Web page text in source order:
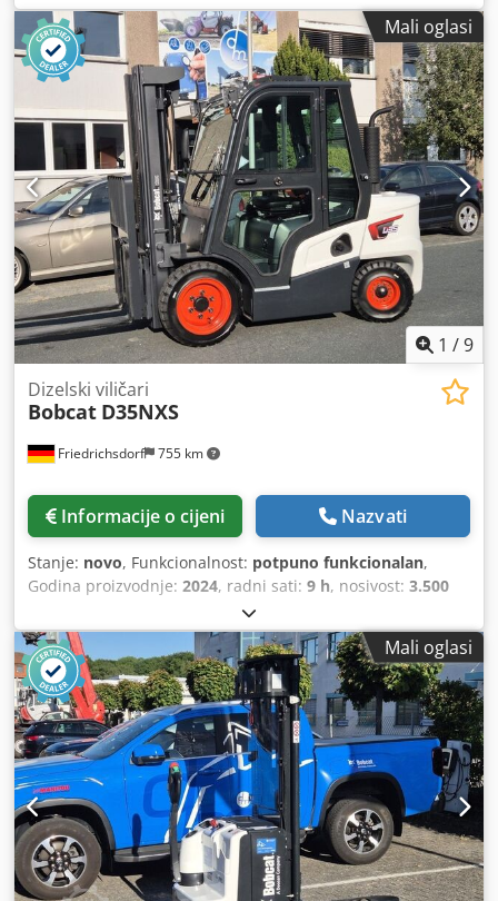
Godina proizvodnje:2008, radni sati:4.871 h, Oprema:
kabina, vilice za palete, Teleskopski utovarivač BOBCAT
T2250 Godina proizvodnje: 2008. Prema brojaču: 4.871
radni sat Nosivost: 2,2 tone Visina podizanja: 5 metara
Snaga: 56 kW 2 stupnja hidrostatike Visina: samo 198 cm
Širina: samo 190 cm - uključujući vilicu - mehanički brzi
sustav za izmjenu priključaka Crodpfxezr En Io Aqlof -
dodatni krug do nosača vilice - pogon na sva četiri kotača -
3 načina upravljanja - upravljanje pomoću džojstika -
kamera za vožnju unatrag - kabina s grijanjem - sustav
osvjetljenja sa žmigavcima - odmah spreman za upotrebu -
dobra guma - uključujući odobrenje za cestovnu upotrebu
(Nizozemska) Prodajna cijena: 21.900,00 € (neto) Moguća je
i povoljna dostava! Uz doplatu, moguće i s novom lopatom
ili novom radnom košarom!
Mali oglasi
1 /9
Friedrichsdorf 755 km
Dizelski viličari
Bobcat D35NXS
Informacije o cijeni Nazvati
Stanje: novo, Funkcionalnost: potpuno funkcionalan,
Godina proizvodnje: 2024, radni sati: 9 h, nosivost: 3.500
4.820 mm
mm, vrsta goriva:dizel, vrsta jarbola:triplex, građevinska
visina:2.350 mm, snaga:45 kW (61,18 KS), širina nosača
vilica:1.190 mm, duljina vilica: 1.200 mm, masa praznog
vozila:4.850 kg, ukupna duljina:2.750 mm, vrsta pogona:
Diesel, širina konstrukcije:1.290 mm, Dizelski viličar
Težišna točka tereta: 500 ISO klasa: ISO klasa 3 = 2.500 -
4.999 kg Tip jarbola: Triplex Crsdpfx Aqey U R Dcslef
Mjenjač: pretvarač momenta Klasa brzine: 20 Stanje: novo
vozilo Tehničko stanje: novo Prednje gume tip:
superelastične Prednje gume veličina: 28-9 x15 Prednje
gume stanje: 80 - 100% Stražnje gume tip: superelastične
Stražnje gume veličina: 6.50x10 Stražnje gume stanje: 80 -
Mali oglasi